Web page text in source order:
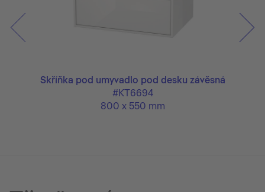
Skříňka pod umyvadlo pod desku závěsná
#KT6694
800 x 550 mm